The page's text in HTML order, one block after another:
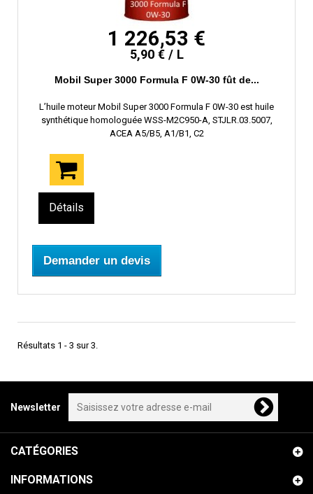
1 226,53 €
5,90 € / L
Mobil Super 3000 Formula F 0W-30 fût de...
L’huile moteur Mobil Super 3000 Formula F 0W-30 est huile
synthétique homologuée WSS-M2C950-A, STJLR.03.5007,
ACEA A5/B5, A1/B1, C2
Détails
Demander un devis
Résultats 1 - 3 sur 3.
Newsletter
CATÉGORIES
INFORMATIONS